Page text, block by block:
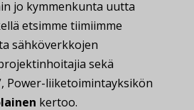
jo kymmenkunta uutta
etsimme tiimiimme
sähköverkkojen
sekä
Power-liiketoimintayksikön
kertoo.